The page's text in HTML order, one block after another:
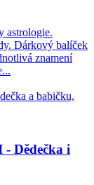
astrologie.
Dárkový balíček
znamení
Dědečka i